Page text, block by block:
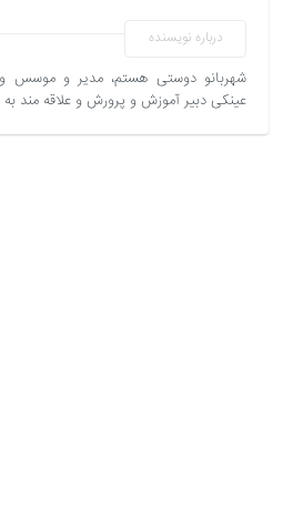
درباره نویسنده
شهربانو دوستی هستم، مدیر و
عینکی دبیر آموزش و پرورش و علاقه مند به